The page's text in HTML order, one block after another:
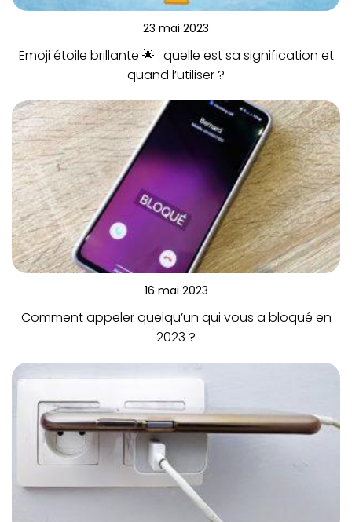
23 mai 2023
Emoji étoile brillante 🌟 : quelle est sa signification et
quand l’utiliser ?
16 mai 2023
Comment appeler quelqu’un qui vous a bloqué en
2023 ?